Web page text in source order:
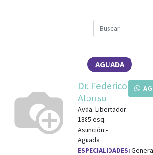
AGUADA
Dr. Federico
Alonso
Avda. Libertador
1885 esq.
Asunción -
Aguada
ESPECIALIDADES: